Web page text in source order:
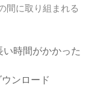
間に取り組まれる
時間がかかった
ンロード